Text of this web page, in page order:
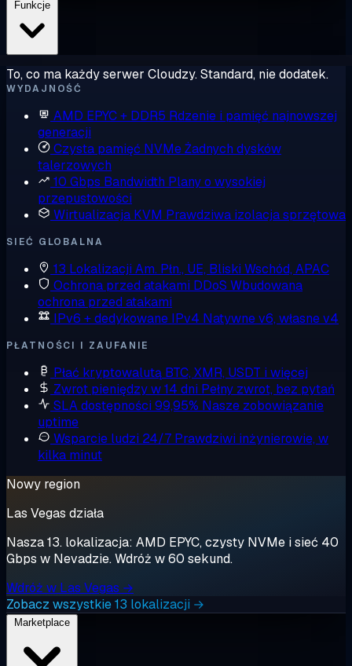
To, co ma każdy serwer Cloudzy. Standard, nie dodatek.
WYDAJNOŚĆ
AMD EPYC + DDR5 Rdzenie i pamięć najnowszej
generacji
Czysta pamięć NVMeŻadnych dysków
talerzowych
10 Gbps Bandwidth Plany o wysokiej
przepustowości
Wirtualizacja KVM Prawdziwa izolacja sprzętowa
SIEĆ GLOBALNA
13 Lokalizacji Am. Płn., UE, Bliski Wschód, APAC
Ochrona przed atakami DDoS Wbudowana
ochrona przed atakami
IPv6 + dedykowane IPv4 Natywne v6, własne v4
PŁATNOŚCI I ZAUFANIE
Płać kryptowalutą BTC, XMR, USDT i więcej
Zwrot pieniędzy w 14 dni Pełny zwrot, bez pytań
SLA dostępności 99,95% Nasze zobowiązanie
uptime
Wsparcie ludzi 24/7 Prawdziwi inżynierowie, w
kilka minut
Nowy region
Las Vegas działa
Nasza 13. lokalizacja: AMD EPYC, czysty NVMe i sieć 40
Gbps w Nevadzie. Wdróż w 60 sekund.
Wdróż w Las Vegas →
Zobacz wszystkie 13 lokalizacji →